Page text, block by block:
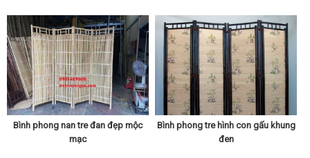
Bình phong nan tre đan đẹp mộc
mạc
Bình phong tre hình con gấu khung
đen